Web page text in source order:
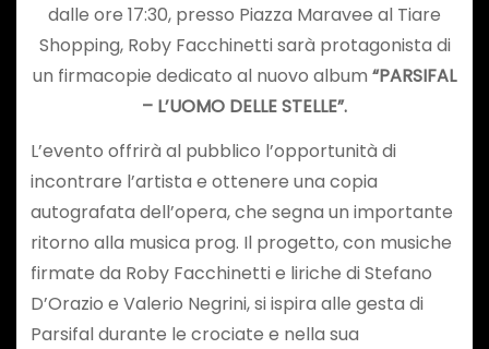
dalle ore 17:30, presso Piazza Maravee al Tiare
Shopping, Roby Facchinetti sarà protagonista di
un firmacopie dedicato al nuovo album “PARSIFAL
– L’UOMO DELLE STELLE”.
L’evento offrirà al pubblico l’opportunità di
incontrare l’artista e ottenere una copia
autografata dell’opera, che segna un importante
ritorno alla musica prog. Il progetto, con musiche
firmate da Roby Facchinetti e liriche di Stefano
D’Orazio e Valerio Negrini, si ispira alle gesta di
Parsifal durante le crociate e nella sua